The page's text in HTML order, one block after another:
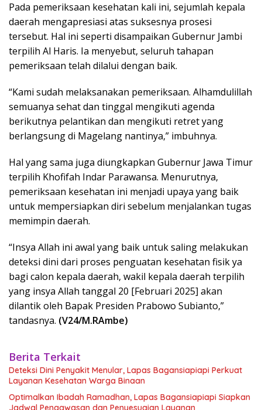
Pada pemeriksaan kesehatan kali ini, sejumlah kepala
daerah mengapresiasi atas suksesnya prosesi
tersebut. Hal ini seperti disampaikan Gubernur Jambi
terpilih Al Haris. Ia menyebut, seluruh tahapan
pemeriksaan telah dilalui dengan baik.
“Kami sudah melaksanakan pemeriksaan. Alhamdulillah
semuanya sehat dan tinggal mengikuti agenda
berikutnya pelantikan dan mengikuti retret yang
berlangsung di Magelang nantinya,” imbuhnya.
Hal yang sama juga diungkapkan Gubernur Jawa Timur
terpilih Khofifah Indar Parawansa. Menurutnya,
pemeriksaan kesehatan ini menjadi upaya yang baik
untuk mempersiapkan diri sebelum menjalankan tugas
memimpin daerah.
“Insya Allah ini awal yang baik untuk saling melakukan
deteksi dini dari proses penguatan kesehatan fisik ya
bagi calon kepala daerah, wakil kepala daerah terpilih
yang insya Allah tanggal 20 [Februari 2025] akan
dilantik oleh Bapak Presiden Prabowo Subianto,”
tandasnya. (V24/M.RAmbe)
Berita Terkait
Deteksi Dini Penyakit Menular, Lapas Bagansiapiapi Perkuat
Layanan Kesehatan Warga Binaan
Optimalkan Ibadah Ramadhan, Lapas Bagansiapiapi Siapkan
Jadwal Pengawasan dan Penyesuaian Layanan